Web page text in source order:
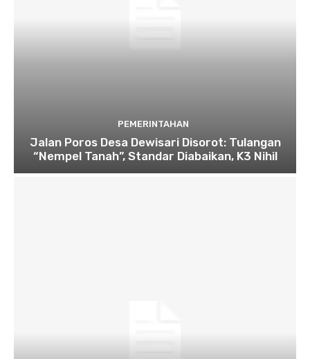
PEMERINTAHAN
Jalan Poros Desa Dewisari Disorot: Tulangan
“Nempel Tanah”, Standar Diabaikan, K3 Nihil